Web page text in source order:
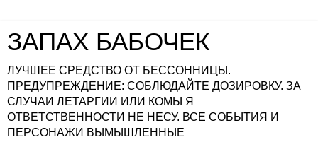
ЗАПАХ БАБОЧЕК
ЛУЧШЕЕ СРЕДСТВО ОТ БЕССОННИЦЫ.
ПРЕДУПРЕЖДЕНИЕ: СОБЛЮДАЙТЕ ДОЗИРОВКУ. ЗА
СЛУЧАИ ЛЕТАРГИИ ИЛИ КОМЫ Я
ОТВЕТСТВЕННОСТИ НЕ НЕСУ. ВСЕ СОБЫТИЯ И
ПЕРСОНАЖИ ВЫМЫШЛЕННЫЕ